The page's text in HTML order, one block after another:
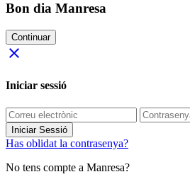
Bon dia Manresa
Continuar
close
Iniciar sessió
Iniciar Sessió
Has oblidat la contrasenya?
No tens compte a Manresa?